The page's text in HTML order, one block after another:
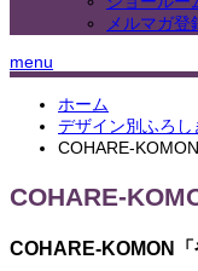
メルマガ登
menu
ホーム
デザイン別ふろし
COHARE-
COHARE-
COHARE-KOMON「